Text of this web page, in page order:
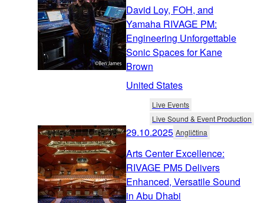
David Loy, FOH, and
Yamaha RIVAGE PM:
Engineering Unforgettable
Sonic Spaces for Kane
Brown
United States
Live Events
Live Sound & Event Production
29.10.2025 Angličtina
Arts Center Excellence:
RIVAGE PM5 Delivers
Enhanced, Versatile Sound
in Abu Dhabi